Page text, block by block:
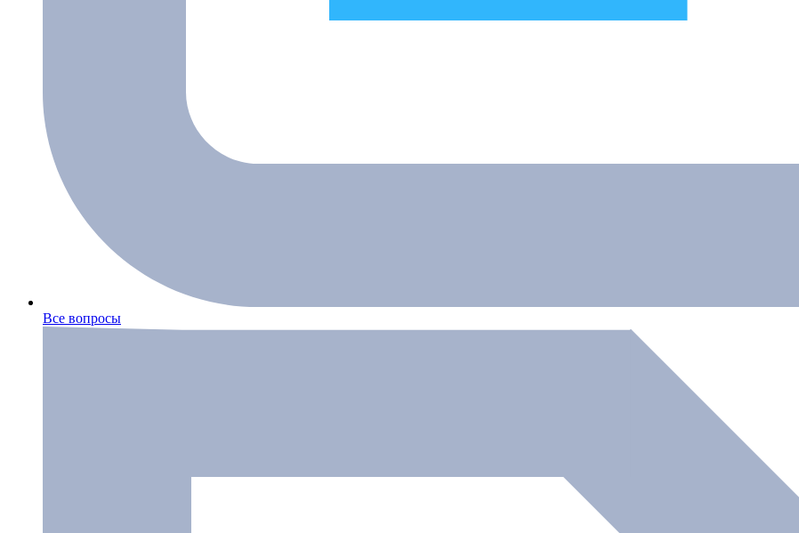
Все вопросы